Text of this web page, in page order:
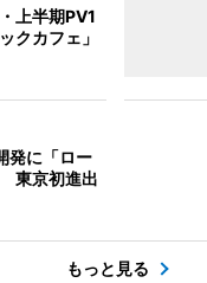
上半期PV1
クカフェ」
発に「ロー
東京初進出
もっと見る